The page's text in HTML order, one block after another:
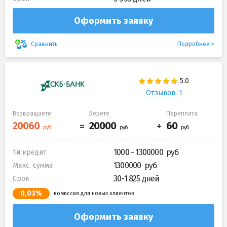
Оформить заявку
Сравнить Подробнее
Отзывов: 1
Возвращаете Берете Переплата
1й кредит 1000 - 1300000
Макс. сумма 1300000
Срок 30-1 825 дней
0,03% комиссия для новых клиентов
Оформить заявку